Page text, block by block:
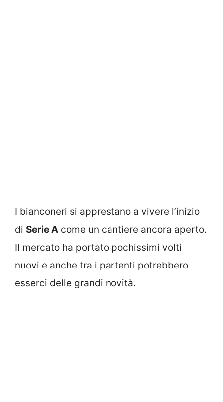
I bianconeri si apprestano a vivere l’inizio
di Serie A come un cantiere ancora aperto.
Il mercato ha portato pochissimi volti
nuovi e anche tra i partenti potrebbero
esserci delle grandi novità.